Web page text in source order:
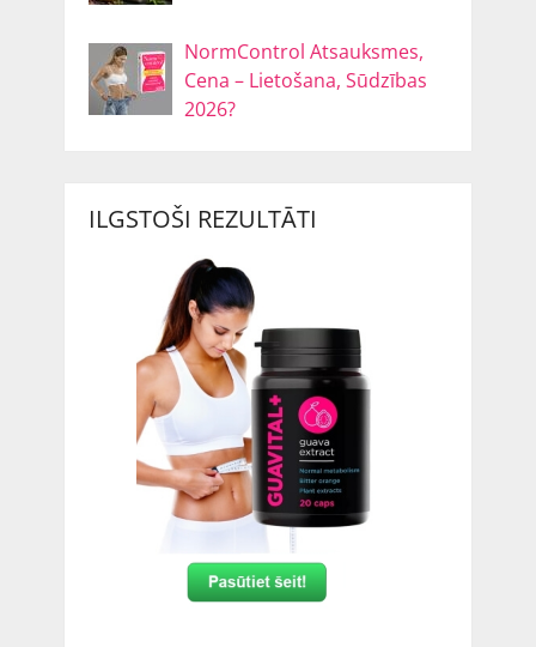
NormControl Atsauksmes,
Cena – Lietošana, Sūdzības
2026?
ILGSTOŠI REZULTĀTI